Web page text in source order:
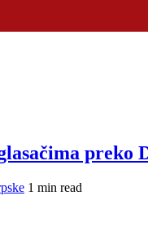
preko
1 min read